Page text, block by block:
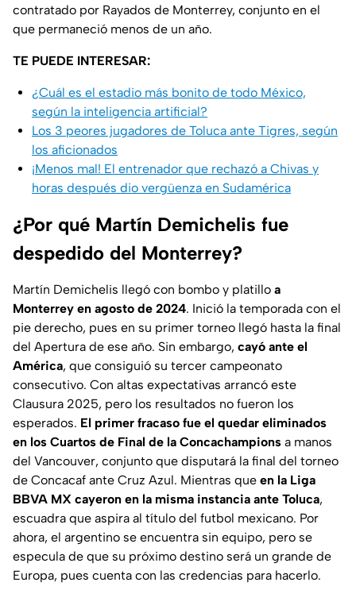
contratado por Rayados de Monterrey, conjunto en el
que permaneció menos de un año.
TE PUEDE INTERESAR:
¿Cuál es el estadio más bonito de todo México,
según la inteligencia artificial?
Los 3 peores jugadores de Toluca ante Tigres, según
los aficionados
¡Menos mal! El entrenador que rechazó a Chivas y
horas después dio vergüenza en Sudamérica
¿Por qué Martín Demichelis fue
despedido del Monterrey?
Martín Demichelis llegó con bombo y platillo a
Monterrey en agosto de 2024. Inició la temporada con el
pie derecho, pues en su primer torneo llegó hasta la final
del Apertura de ese año. Sin embargo, cayó ante el
América, que consiguió su tercer campeonato
consecutivo. Con altas expectativas arrancó este
Clausura 2025, pero los resultados no fueron los
esperados. El primer fracaso fue el quedar eliminados
en los Cuartos de Final de la Concachampions a manos
del Vancouver, conjunto que disputará la final del torneo
de Concacaf ante Cruz Azul. Mientras que en la Liga
BBVA MX cayeron en la misma instancia ante Toluca,
escuadra que aspira al título del futbol mexicano. Por
ahora, el argentino se encuentra sin equipo, pero se
especula de que su próximo destino será un grande de
Europa, pues cuenta con las credencias para hacerlo.